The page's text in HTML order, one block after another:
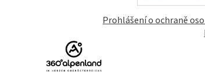
Prohlášení o ochraně